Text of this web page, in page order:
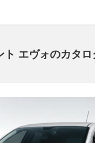
ト エヴォのカタ